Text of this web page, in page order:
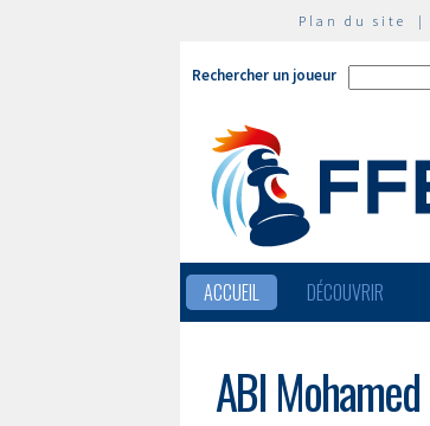
Plan du site |
Rechercher un joueur
ACCUEIL DÉCOUVRIR
ABI Mohamed